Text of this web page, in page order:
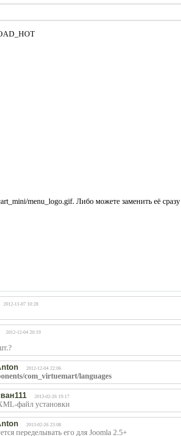
menu_logo.gif. Либо можете заменить её
2012-11-07 10:28
2012-12-04 20:19
2012-12-04 22:06
com_virtuemart/languages
2013-02-26 19:17
файл установки
2013-02-26 23:08
переделывать его для Joomla 2.5+